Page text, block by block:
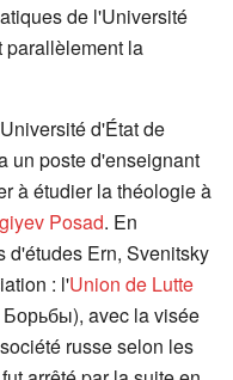
de l'Université
parallèlement la
d'État de
un poste d'enseignant
à étudier la théologie à
Posad. En
d'études Ern, Svenitsky
: l'Union de Lutte
avec la visée
russe selon les